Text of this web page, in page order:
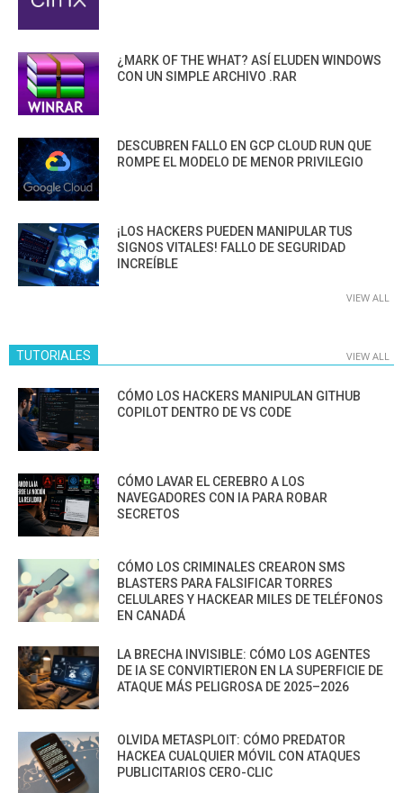
¿MARK OF THE WHAT? ASÍ ELUDEN WINDOWS
CON UN SIMPLE ARCHIVO .RAR
DESCUBREN FALLO EN GCP CLOUD RUN QUE
ROMPE EL MODELO DE MENOR PRIVILEGIO
¡LOS HACKERS PUEDEN MANIPULAR TUS
SIGNOS VITALES! FALLO DE SEGURIDAD
INCREÍBLE
VIEW ALL
TUTORIALES VIEW ALL
CÓMO LOS HACKERS MANIPULAN GITHUB
COPILOT DENTRO DE VS CODE
CÓMO LAVAR EL CEREBRO A LOS
NAVEGADORES CON IA PARA ROBAR
SECRETOS
CÓMO LOS CRIMINALES CREARON SMS
BLASTERS PARA FALSIFICAR TORRES
CELULARES Y HACKEAR MILES DE TELÉFONOS
EN CANADÁ
LA BRECHA INVISIBLE: CÓMO LOS AGENTES
DE IA SE CONVIRTIERON EN LA SUPERFICIE DE
ATAQUE MÁS PELIGROSA DE 2025–2026
OLVIDA METASPLOIT: CÓMO PREDATOR
HACKEA CUALQUIER MÓVIL CON ATAQUES
PUBLICITARIOS CERO-CLIC